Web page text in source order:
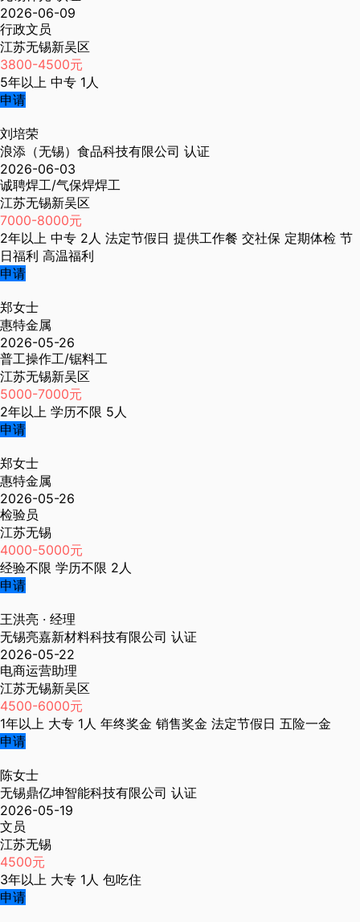
2026-06-09
行政文员
江苏无锡新吴区
3800-4500元
5年以上 中专 1人
申请
刘培荣
浪添（无锡）食品科技有限公司 认证
2026-06-03
诚聘焊工/气保焊焊工
江苏无锡新吴区
7000-8000元
2年以上 中专 2人 法定节假日 提供工作餐 交社保 定期体检 节
日福利 高温福利
申请
郑女士
惠特金属
2026-05-26
普工操作工/锯料工
江苏无锡新吴区
5000-7000元
2年以上 学历不限 5人
申请
郑女士
惠特金属
2026-05-26
检验员
江苏无锡
4000-5000元
经验不限 学历不限 2人
申请
王洪亮 · 经理
无锡亮嘉新材料科技有限公司 认证
2026-05-22
电商运营助理
江苏无锡新吴区
4500-6000元
1年以上 大专 1人 年终奖金 销售奖金 法定节假日 五险一金
申请
陈女士
无锡鼎亿坤智能科技有限公司 认证
2026-05-19
文员
江苏无锡
4500元
3年以上 大专 1人 包吃住
申请